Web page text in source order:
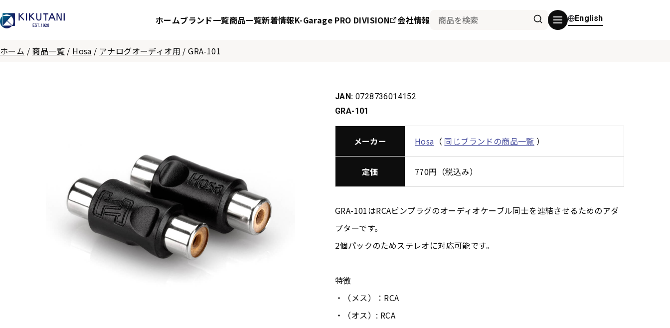
ホームブランド一覧商品一覧新着情報K-Garage PRO DIVISION 会社情報 English
ホーム / 商品一覧 / Hosa / アナログオーディオ用 /GRA-101
JAN: 0728736014152
GRA-101
メーカー Hosa （ 同じブランドの商品一覧 ）
定価 770円（税込み）
GRA-101はRCAピンプラグのオーディオケーブル同士を連結させるためのアダ
プターです。
2個パックのためステレオに対応可能です。
特徴
・（メス）：RCA
・（オス）: RCA